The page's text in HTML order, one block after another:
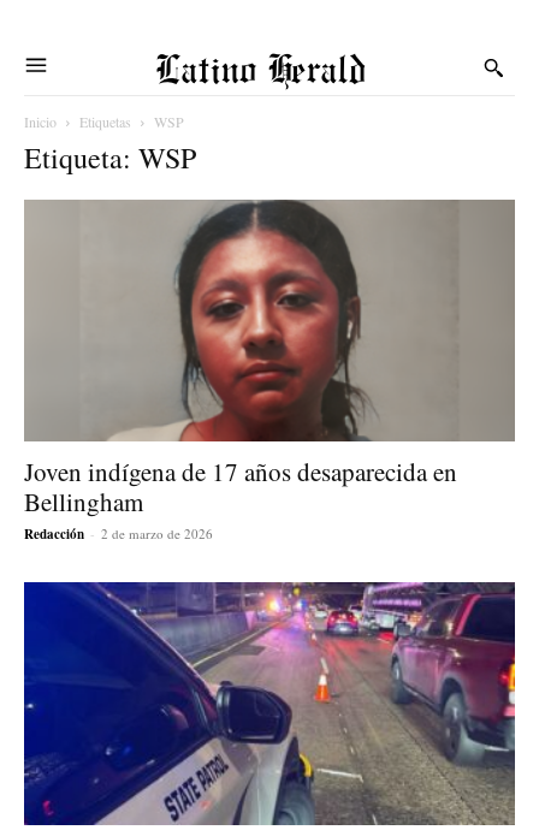
Latino Herald
Inicio Etiquetas WSP
Etiqueta: WSP
Joven indígena de 17 años desaparecida en
Bellingham
Redacción - 2 de marzo de 2026